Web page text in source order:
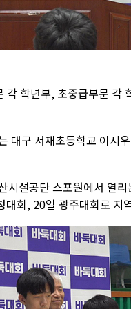
학년부, 초중급부문 각
대구 서재초등학교 이시
설공단 스포원에서 열
회, 20일 광주대회로 지